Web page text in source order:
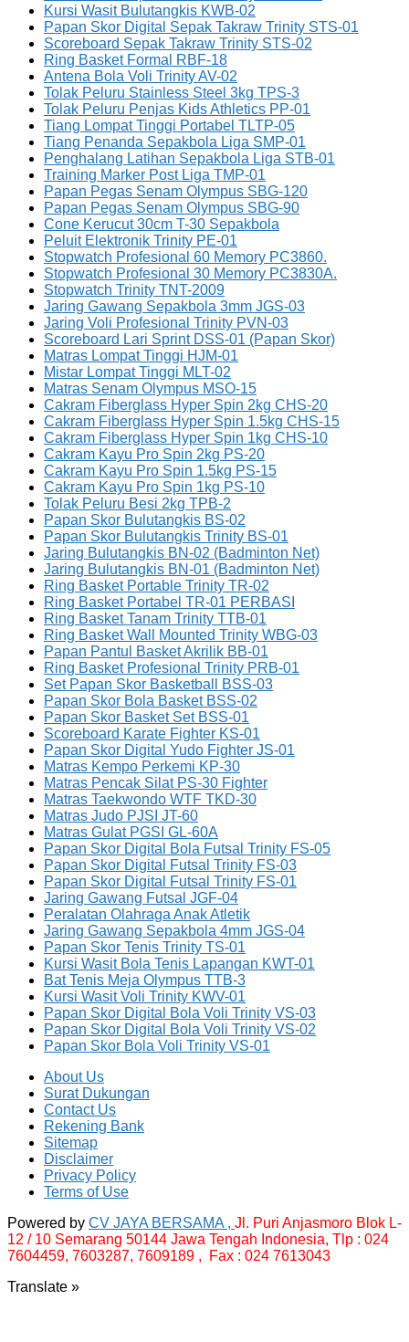
Kursi Wasit Bulutangkis KWB-02
Papan Skor Digital Sepak Takraw Trinity STS-01
Scoreboard Sepak Takraw Trinity STS-02
Ring Basket Formal RBF-18
Antena Bola Voli Trinity AV-02
Tolak Peluru Stainless Steel 3kg TPS-3
Tolak Peluru Penjas Kids Athletics PP-01
Tiang Lompat Tinggi Portabel TLTP-05
Tiang Penanda Sepakbola Liga SMP-01
Penghalang Latihan Sepakbola Liga STB-01
Training Marker Post Liga TMP-01
Papan Pegas Senam Olympus SBG-120
Papan Pegas Senam Olympus SBG-90
Cone Kerucut 30cm T-30 Sepakbola
Peluit Elektronik Trinity PE-01
Stopwatch Profesional 60 Memory PC3860.
Stopwatch Profesional 30 Memory PC3830A.
Stopwatch Trinity TNT-2009
Jaring Gawang Sepakbola 3mm JGS-03
Jaring Voli Profesional Trinity PVN-03
Scoreboard Lari Sprint DSS-01 (Papan Skor)
Matras Lompat Tinggi HJM-01
Mistar Lompat Tinggi MLT-02
Matras Senam Olympus MSO-15
Cakram Fiberglass Hyper Spin 2kg CHS-20
Cakram Fiberglass Hyper Spin 1.5kg CHS-15
Cakram Fiberglass Hyper Spin 1kg CHS-10
Cakram Kayu Pro Spin 2kg PS-20
Cakram Kayu Pro Spin 1.5kg PS-15
Cakram Kayu Pro Spin 1kg PS-10
Tolak Peluru Besi 2kg TPB-2
Papan Skor Bulutangkis BS-02
Papan Skor Bulutangkis Trinity BS-01
Jaring Bulutangkis BN-02 (Badminton Net)
Jaring Bulutangkis BN-01 (Badminton Net)
Ring Basket Portable Trinity TR-02
Ring Basket Portabel TR-01 PERBASI
Ring Basket Tanam Trinity TTB-01
Ring Basket Wall Mounted Trinity WBG-03
Papan Pantul Basket Akrilik BB-01
Ring Basket Profesional Trinity PRB-01
Set Papan Skor Basketball BSS-03
Papan Skor Bola Basket BSS-02
Papan Skor Basket Set BSS-01
Scoreboard Karate Fighter KS-01
Papan Skor Digital Yudo Fighter JS-01
Matras Kempo Perkemi KP-30
Matras Pencak Silat PS-30 Fighter
Matras Taekwondo WTF TKD-30
Matras Judo PJSI JT-60
Matras Gulat PGSI GL-60A
Papan Skor Digital Bola Futsal Trinity FS-05
Papan Skor Digital Futsal Trinity FS-03
Papan Skor Digital Futsal Trinity FS-01
Jaring Gawang Futsal JGF-04
Peralatan Olahraga Anak Atletik
Jaring Gawang Sepakbola 4mm JGS-04
Papan Skor Tenis Trinity TS-01
Kursi Wasit Bola Tenis Lapangan KWT-01
Bat Tenis Meja Olympus TTB-3
Kursi Wasit Voli Trinity KWV-01
Papan Skor Digital Bola Voli Trinity VS-03
Papan Skor Digital Bola Voli Trinity VS-02
Papan Skor Bola Voli Trinity VS-01
About Us
Surat Dukungan
Contact Us
Rekening Bank
Sitemap
Disclaimer
Privacy Policy
Terms of Use
Powered by CV JAYA BERSAMA , Jl. Puri Anjasmoro Blok L-
12 / 10 Semarang 50144 Jawa Tengah Indonesia, Tlp : 024
7604459, 7603287, 7609189 , Fax : 024 7613043
Translate »